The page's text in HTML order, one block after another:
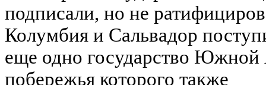
подписали, но не
Колумбия и Сальвадор
еще одно государство
побережья которого также